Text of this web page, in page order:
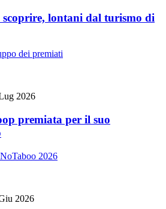
lontani dal turismo di
2026
premiata per il suo
2026